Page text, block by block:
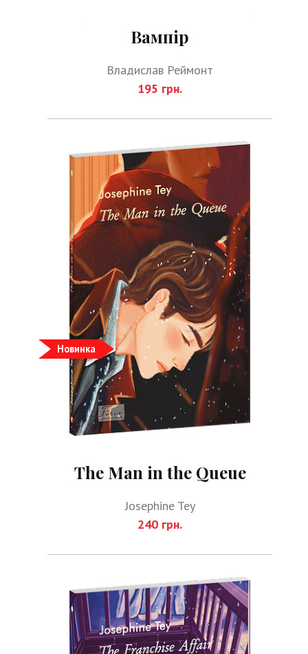
Вампір
Владислав Реймонт
195 грн.
Новинка
The Man in the Queue
Josephine Tey
240 грн.